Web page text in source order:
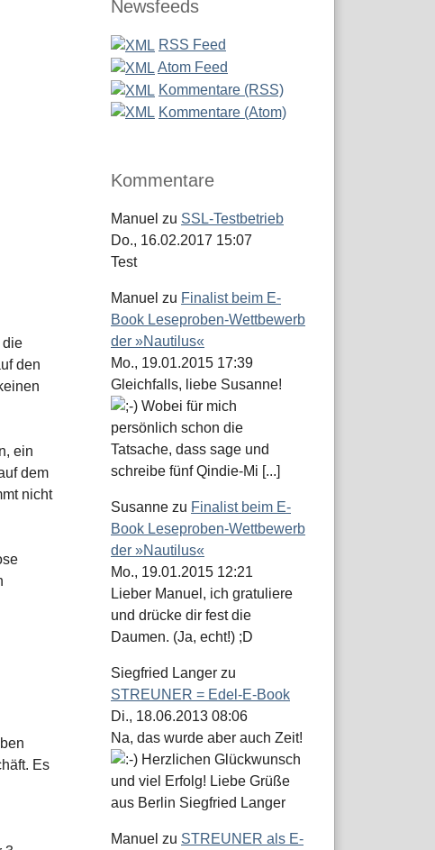
die
den
ein
dem
nicht
Es
Newsfeeds
RSS Feed
Atom Feed
Kommentare (RSS)
Kommentare (Atom)
Kommentare
Manuel zu SSL-Testbetrieb
Do., 16.02.2017 15:07
Test
Manuel zu Finalist beim E-
Book Leseproben-Wettbewerb
der »Nautilus«
Mo., 19.01.2015 17:39
Gleichfalls, liebe Susanne!
Wobei für mich
persönlich schon die
Tatsache, dass sage und
schreibe fünf Qindie-Mi [...]
Susanne zu Finalist beim E-
Book Leseproben-Wettbewerb
der »Nautilus«
Mo., 19.01.2015 12:21
Lieber Manuel, ich gratuliere
und drücke dir fest die
Daumen. (Ja, echt!) ;D
Siegfried Langer zu
STREUNER = Edel-E-Book
Di., 18.06.2013 08:06
Na, das wurde aber auch Zeit!
Herzlichen Glückwunsch
und viel Erfolg! Liebe Grüße
aus Berlin Siegfried Langer
Manuel zu STREUNER als E-